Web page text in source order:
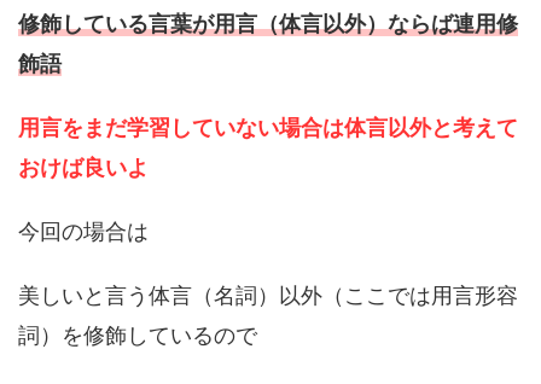
修飾している言葉が用言（体言以外）ならば連用修
飾語
用言をまだ学習していない場合は体言以外と考えて
おけば良いよ
今回の場合は
美しいと言う体言（名詞）以外（ここでは用言形容
詞）を修飾しているので